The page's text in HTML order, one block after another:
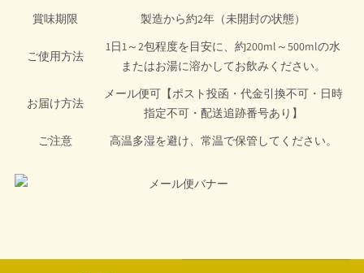
賞味期限
製造から約2年（未開封の状態）
ご使用方法
1日1～2包程度を目安に、約200ml～500mlの水
またはお湯に溶かしてお飲みください。
お届け方法
メール便可【ポスト投函・代金引換不可・日時
指定不可・配送追跡番号あり】
ご注意
高温多湿を避け、常温で保管してください。